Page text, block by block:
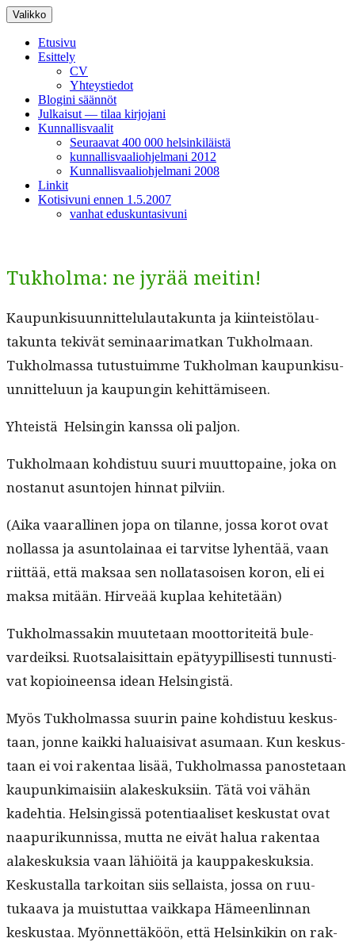
Siirry
sisältöön
Valikko
Etusivu
Esittely
CV
Yhteystiedot
Blogini säännöt
Julkaisut — tilaa kirjojani
Kunnallisvaalit
Seuraavat 400 000 helsinkiläistä
kunnallisvaaliohjelmani 2012
Kunnallisvaaliohjelmani 2008
Linkit
Kotisivuni ennen 1.5.2007
vanhat eduskuntasivuni
Tukholma: ne jyrää meitin!
Kaupunkisu­un­nit­telu­lau­takun­ta ja kiin­teistölau­
takun­ta tekivät sem­i­naari­matkan Tukhol­maan.
Tukhol­mas­sa tutus­tu­imme Tukhol­man kaupunkisu­
un­nit­telu­un ja kaupun­gin kehittämiseen.
Yhteistä Helsin­gin kanssa oli paljon.
Tukhol­maan kohdis­tuu suuri muut­topaine, joka on
nos­tanut asun­to­jen hin­nat pilviin.
(Aika vaar­alli­nen jopa on tilanne, jos­sa korot ovat
nol­las­sa ja asun­to­lainaa ei tarvitse lyhen­tää, vaan
riit­tää, että mak­saa sen nol­lata­soisen koron, eli ei
mak­sa mitään. Hirveää kuplaa kehitetään)
Tukhol­mas­sakin muute­taan moot­toriteitä bule­
vardeik­si. Ruot­salaisit­tain epä­tyyp­il­lis­es­ti tun­nus­ti­
vat kopi­oi­neen­sa idean Helsingistä.
Myös Tukhol­mas­sa suurin paine kohdis­tuu keskus­
taan, jonne kaik­ki halu­aisi­vat asumaan. Kun keskus­
taan ei voi rak­en­taa lisää, Tukhol­mas­sa panos­te­taan
kaupunki­maisi­in alakeskuk­si­in. Tätä voi vähän
kade­htia. Helsingis­sä poten­ti­aaliset kesku­s­tat ovat
naa­purikun­nis­sa, mut­ta ne eivät halua rak­en­taa
alakeskuk­sia vaan lähiöitä ja kaup­pakeskuk­sia.
Keskustal­la tarkoi­tan siis sel­l­aista, jos­sa on ruu­
tukaa­va ja muis­tut­taa vaikka­pa Hämeen­lin­nan
keskus­taa. Myön­net­täköön, että Helsinkikin on rak­